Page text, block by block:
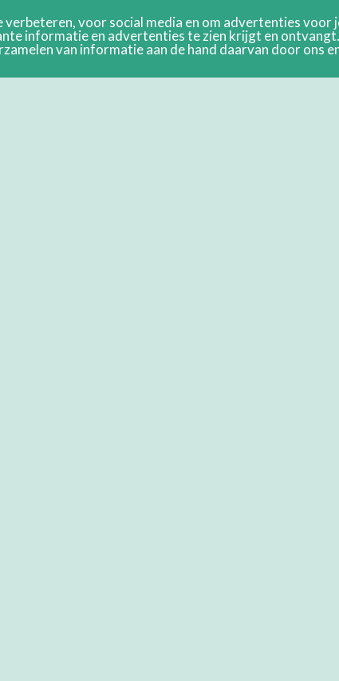
voor social media en om advertenties voor
informatie en advertenties te zien krijgt en
van informatie aan de hand daarvan door ons